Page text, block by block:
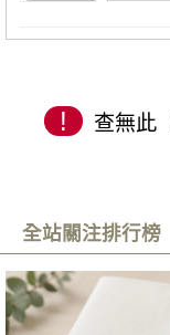
! 查無此
全站關注排行榜